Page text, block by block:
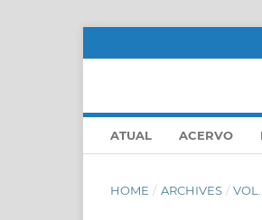
ATUAL ACERVO
HOME / ARCHIVES / VOL.